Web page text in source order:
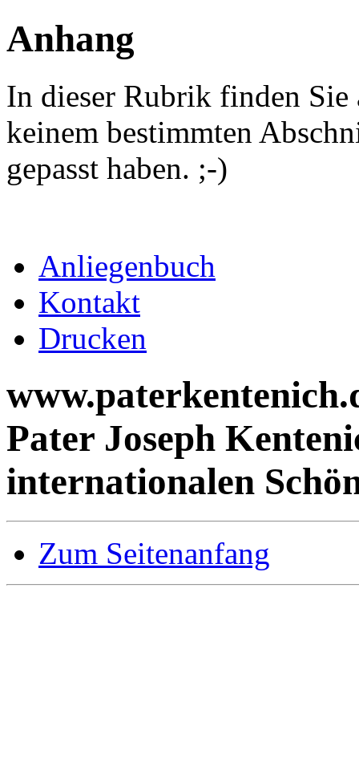
Anhang
In dieser Rubrik finden Sie
keinem bestimmten
gepasst haben. ;-)
Anliegenbuch
Kontakt
Drucken
Pater Joseph
internationalen
Zum Seitenanfang